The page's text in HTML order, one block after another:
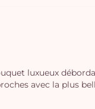
luxueux
avec la plus